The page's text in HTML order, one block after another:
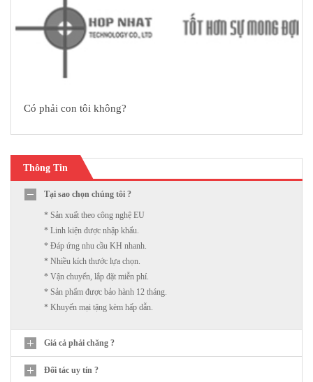
Có phải con tôi không?
Thông Tin
Tại sao chọn chúng tôi ?
* Sản xuất theo công nghệ EU
* Linh kiện được nhập khẩu.
* Đáp ứng nhu cầu KH nhanh.
* Nhiều kích thước lựa chọn.
* Vận chuyển, lắp đặt miễn phí.
* Sản phẩm được bảo hành 12 tháng.
* Khuyến mại tặng kèm hấp dẫn.
Giá cả phải chăng ?
Đối tác uy tín ?